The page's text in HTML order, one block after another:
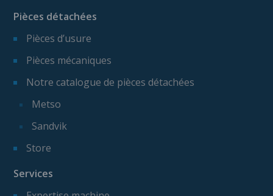
Pièces détachées
Pièces d’usure
Pièces mécaniques
Notre catalogue de pièces détachées
Metso
Sandvik
Store
Services